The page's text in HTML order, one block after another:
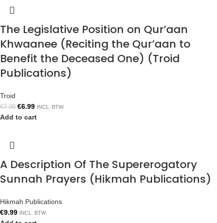
The Legislative Position on Qur’aan
Khwaanee (Reciting the Qur’aan to
Benefit the Deceased One) (Troid
Publications)
Troid
€7.99 €6.99 INCL. BTW
Add to cart
A Description Of The Supererogatory
Sunnah Prayers (Hikmah Publications)
Hikmah Publications
€9.99 INCL. BTW